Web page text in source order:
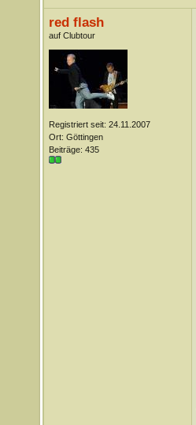
red flash
auf Clubtour
Registriert seit: 24.11.2007
Ort: Göttingen
Beiträge: 435